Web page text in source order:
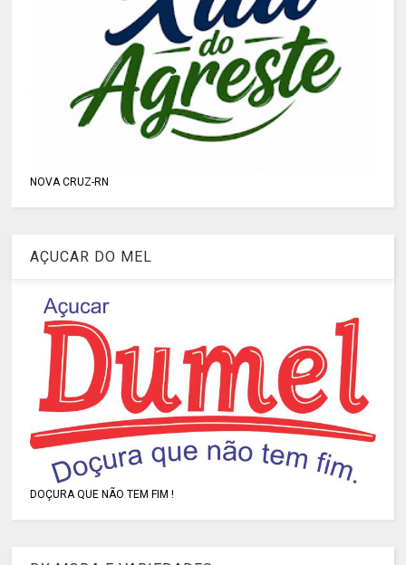
NOVA CRUZ-RN
AÇUCAR DO MEL
DOÇURA QUE NÃO TEM FIM !